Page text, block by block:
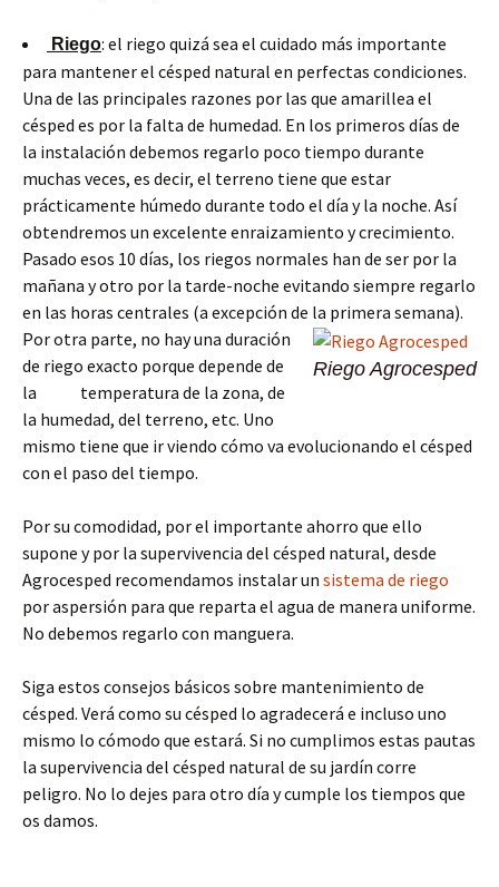
Riego: el riego quizá sea el cuidado más importante
para mantener el césped natural en perfectas condiciones.
Una de las principales razones por las que amarillea el
césped es por la falta de humedad. En los primeros días de
la instalación debemos regarlo poco tiempo durante
muchas veces, es decir, el terreno tiene que estar
prácticamente húmedo durante todo el día y la noche. Así
obtendremos un excelente enraizamiento y crecimiento.
Pasado esos 10 días, los riegos normales han de ser por la
mañana y otro por la tarde-noche evitando siempre regarlo
en las horas centrales (a excepción de la primera semana).
Riego Agrocesped
Por otra parte, no hay una duración
de riego exacto porque depende de
la temperatura de la zona, de
la humedad, del terreno, etc. Uno
mismo tiene que ir viendo cómo va evolucionando el césped
con el paso del tiempo.
Por su comodidad, por el importante ahorro que ello
supone y por la supervivencia del césped natural, desde
Agrocesped recomendamos instalar un sistema de riego
por aspersión para que reparta el agua de manera uniforme.
No debemos regarlo con manguera.
Siga estos consejos básicos sobre mantenimiento de
césped. Verá como su césped lo agradecerá e incluso uno
mismo lo cómodo que estará. Si no cumplimos estas pautas
la supervivencia del césped natural de su jardín corre
peligro. No lo dejes para otro día y cumple los tiempos que
os damos.